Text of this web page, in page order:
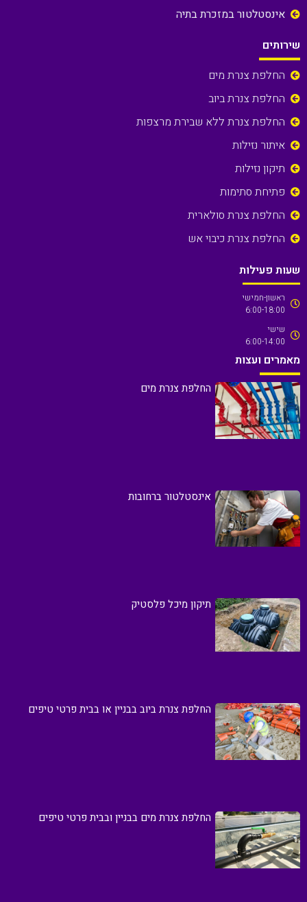
אינסטלטור במזכרת בתיה
שירותים
החלפת צנרת מים
החלפת צנרת ביוב
החלפת צנרת ללא שבירת מרצפות
איתור נזילות
תיקון נזילות
פתיחת סתימות
החלפת צנרת סולארית
החלפת צנרת כיבוי אש
שעות פעילות
ראשון-חמישי
6:00-18:00
שישי
6:00-14:00
מאמרים ועצות
החלפת צנרת מים
אינסטלטור ברחובות
תיקון מיכל פלסטיק
החלפת צנרת ביוב בבניין או בבית פרטי טיפים
החלפת צנרת מים בבניין ובבית פרטי טיפים